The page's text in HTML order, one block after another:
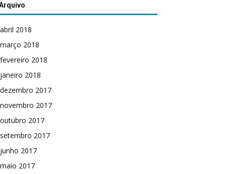
abril 2018
março 2018
fevereiro 2018
janeiro 2018
dezembro 2017
novembro 2017
outubro 2017
setembro 2017
junho 2017
maio 2017